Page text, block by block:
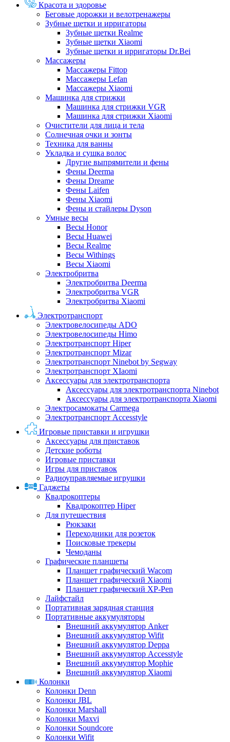
Красота и здоровье
Беговые дорожки и велотренажеры
Зубные щетки и ирригаторы
Зубные щетки Realme
Зубные щетки Xiaomi
Зубные щетки и ирригаторы Dr.Bei
Массажеры
Массажеры Fittop
Массажеры Lefan
Массажеры Xiaomi
Машинка для стрижки
Машинка для стрижки VGR
Машинка для стрижки Xiaomi
Очистители для лица и тела
Солнечная очки и зонты
Техника для ванны
Укладка и сушка волос
Другие выпрямители и фены
Фены Deerma
Фены Dreame
Фены Laifen
Фены Xiaomi
Фены и стайлеры Dyson
Умные весы
Весы Honor
Весы Huawei
Весы Realme
Весы Withings
Весы Xiaomi
Электробритва
Электробритва Deerma
Электробритва VGR
Электробритва Xiaomi
Электротранспорт
Электровелосипеды ADO
Электровелосипеды Himo
Электротранспорт Hiper
Электротранспорт Mizar
Электротранспорт Ninebot by Segway
Электротранспорт XIaomi
Аксессуары для электротранспорта
Аксессуары для электротранспорта Ninebot
Аксессуары для электротранспорта Xiaomi
Электросамокаты Carmega
Электротранспорт Accesstyle
Игровые приставки и игрушки
Аксессуары для приставок
Детские роботы
Игровые приставки
Игры для приставок
Радиоуправляемые игрушки
Гаджеты
Квадрокоптеры
Квадрокоптер Hiper
Для путешествия
Рюкзаки
Переходники для розеток
Поисковые трекеры
Чемоданы
Графические планшеты
Планшет графический Wacom
Планшет графический Xiaomi
Планшет графический XP-Pen
Лайфстайл
Портативная зарядная станция
Портативные аккумуляторы
Внешний аккумулятор Anker
Внешний аккумулятор Wifit
Внешний аккумулятор Deppa
Внешний аккумулятор Accesstyle
Внешний аккумулятор Mophie
Внешний аккумулятор Xiaomi
Колонки
Колонки Denn
Колонки JBL
Колонки Marshall
Колонки Maxvi
Колонки Soundcore
Колонки Wifit